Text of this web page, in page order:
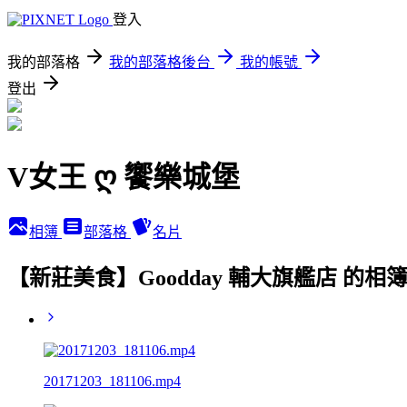
登入
我的部落格 我的部落格後台
我的帳號
登出
V女王 ღ 饗樂城堡
相簿 部落格 名片
【新莊美食】Goodday 輔大旗艦店 的相
20171203_181106.mp4